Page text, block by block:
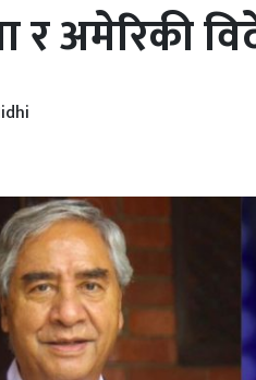
र अमेरिकी